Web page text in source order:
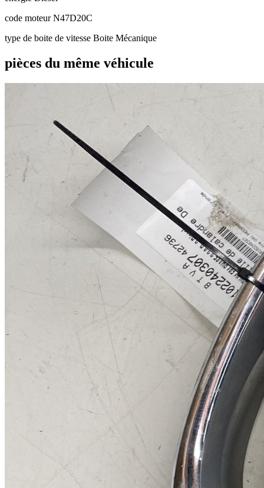
code moteurN47D20C
type de boite de vitesse Boite Mécanique
pièces du même véhicule